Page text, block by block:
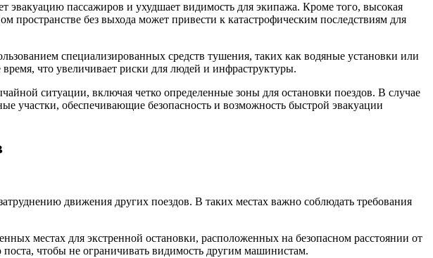
эвакуацию пассажиров и ухудшает видимость для экипажа. Кроме того, высокая
без выхода может привести к катастрофическим последствиям для
специализированных средств тушения, таких как водяные установки или
что увеличивает риски для людей и инфраструктуры.
ситуации, включая четко определенные зоны для остановки поездов. В случае
участки, обеспечивающие безопасность и возможность быстрой эвакуации
движения других поездов. В таких местах важно соблюдать требования
местах для экстренной остановки, расположенных на безопасном расстоянии от
чтобы не ограничивать видимость другим машинистам.